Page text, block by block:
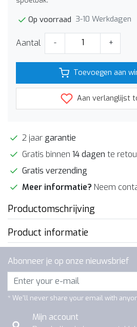
Op voorraad 3-10 Werkdagen
Aantal - +
Toevoegen aan
Aan verlanglijst
2 jaar garantie
Gratis binnen 14 dagen te
Gratis verzending
Meer informatie? Neem
Productomschrijving
Product informatie
Abonneer je op onze nieuwsbrief
* We'll never share your email with
Mijn account